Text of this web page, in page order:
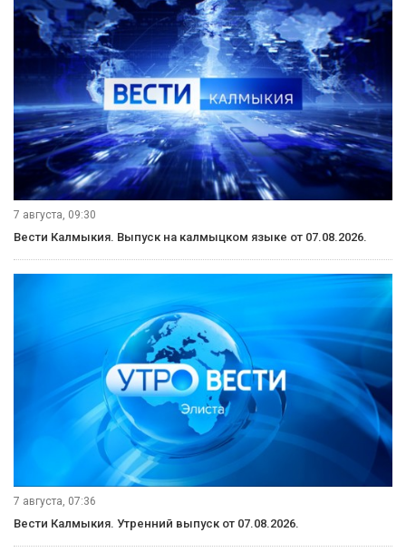
7 августа, 09:30
Вести Калмыкия. Выпуск на калмыцком языке от 07.08.2026.
7 августа, 07:36
Вести Калмыкия. Утренний выпуск от 07.08.2026.